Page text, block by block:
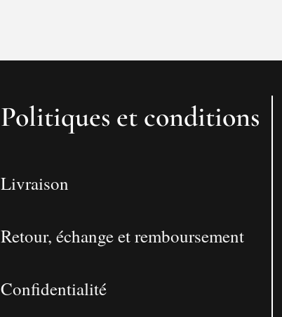
Politiques et conditions
Livraison
Retour, échange et remboursement
Confidentialité